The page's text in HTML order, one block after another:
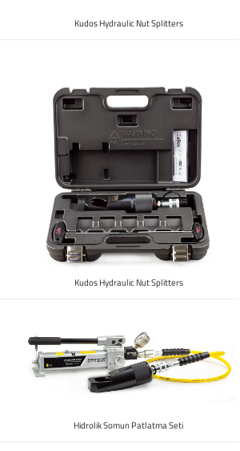
Kudos Hydraulic Nut Splitters
Kudos Hydraulic Nut Splitters
Hidrolik Somun Patlatma Seti